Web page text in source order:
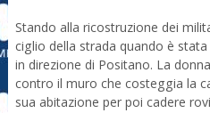
Stando alla ricostruzione dei
ciglio della strada quando è
in direzione di Positano. La
contro il muro che costeggia la
sua abitazione per poi cadere